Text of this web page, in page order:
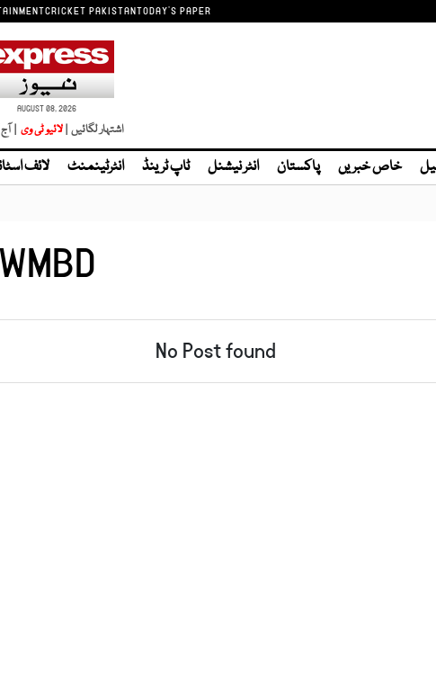
CRICKET PAKISTANTODAY'S PAPER
AUGUST 08, 2026
اشتہار لگائیں |لائیو ٹی وی | آج
خاص خبریں پاکستان انٹر نیشنل ٹاپ ٹرینڈ انٹرٹینمنٹ لائف
WMBD
No Post found